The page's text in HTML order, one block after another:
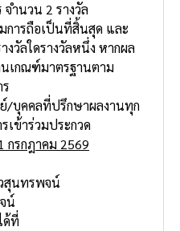
านวน 2 รางวัล
การถือเป็นที่สิ้นสุด และ
วัลใดรางวัลหนึ่ง หากผล
นเกณฑ์มาตรฐานตาม
/บุคคลที่ปรึกษาผลงานทุก
เข้าร่วมประกวด
กรกฎาคม 2569
สุนทรพจน์
น์
ด้ที่